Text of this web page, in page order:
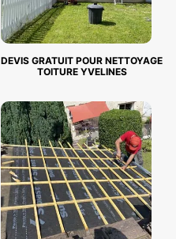
DEVIS GRATUIT POUR NETTOYAGE
TOITURE YVELINES